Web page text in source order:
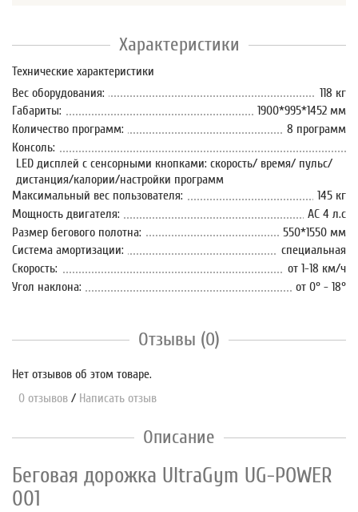
Характеристики
Технические характеристики
Вес оборудования:
118 кг
Габариты:
1900*995*1452 мм
Количество программ:
8 программ
Консоль:
LED дисплей c сенсорными кнопками: скорость/ время/ пульс/
дистанция/калории/настройки программ
Максимальный вес пользователя:
145 кг
Мощность двигателя:
AC 4 л.с
Размер бегового полотна:
550*1550 мм
Система амортизации:
специальная
Скорость:
от 1-18 км/ч
Угол наклона:
от 0° - 18°
Отзывы (0)
Нет отзывов об этом товаре.
0 отзывов / Написать отзыв
Описание
Беговая дорожка UltraGym UG-POWER
001